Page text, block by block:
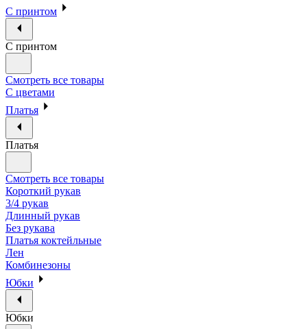
С принтом
С принтом
Смотреть все товары
С цветами
Платья
Платья
Смотреть все товары
Короткий рукав
3/4 рукав
Длинный рукав
Без рукава
Платья коктейльные
Лен
Комбинезоны
Юбки
Юбки